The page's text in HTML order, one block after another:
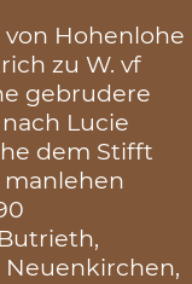
Hohenlohe
zu W. vf
gebrudere
Lucie
dem Stifft
Neuenkirchen,